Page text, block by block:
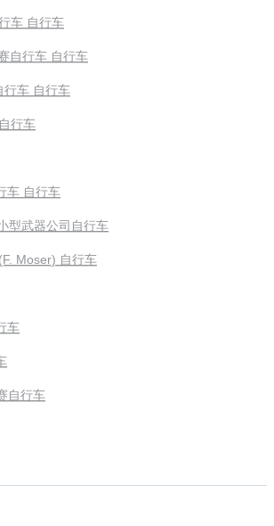
车 自行车
自行车 自行车
行车 自行车
行车
车 自行车
型武器公司自行车
Moser) 自行车
车
自行车